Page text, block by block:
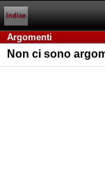
Indice
Argomenti
Non ci sono